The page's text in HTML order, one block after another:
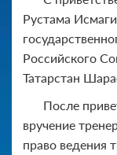
Рустама
Российского
Татарстан
После
вручение
право ведения